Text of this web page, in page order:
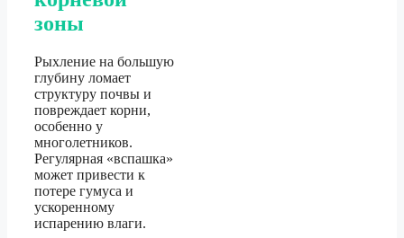
зоны
Рыхление на большую
глубину ломает
структуру почвы и
повреждает корни,
особенно у
многолетников.
Регулярная «вспашка»
может привести к
потере гумуса и
ускоренному
испарению влаги.